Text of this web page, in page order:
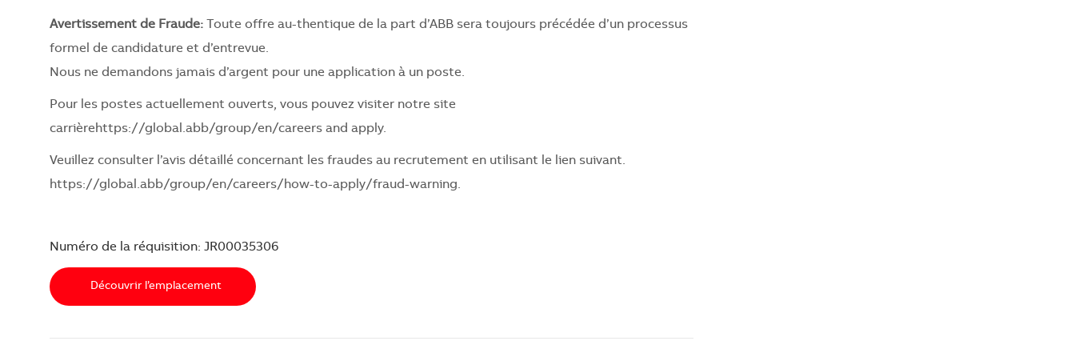
Avertissement de Fraude: Toute offre au-thentique de la part d’ABB sera toujours précédée d’un processus
formel de candidature et d’entrevue.
Nous ne demandons jamais d’argent pour une application à un poste.
Pour les postes actuellement ouverts, vous pouvez visiter notre site
carrièrehttps://global.abb/group/en/careers and apply.
Veuillez consulter l’avis détaillé concernant les fraudes au recrutement en utilisant le lien suivant.
https://global.abb/group/en/careers/how-to-apply/fraud-warning.
Numéro de la réquisition: JR00035306
Découvrir l’emplacement